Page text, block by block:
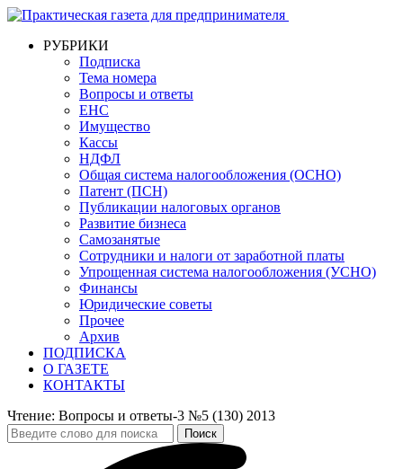
РУБРИКИ
Подписка
Тема номера
Вопросы и ответы
ЕНС
Имущество
Кассы
НДФЛ
Общая система налогообложения (ОСНО)
Патент (ПСН)
Публикации налоговых органов
Развитие бизнеса
Самозанятые
Сотрудники и налоги от заработной платы
Упрощенная система налогообложения (УСНО)
Финансы
Юридические советы
Прочее
Архив
ПОДПИСКА
О ГАЗЕТЕ
КОНТАКТЫ
Чтение: Вопросы и ответы-3 №5 (130) 2013